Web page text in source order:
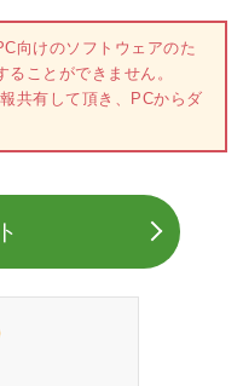
向けのソフトウェアのた
ことができません。
共有して頂き、PCからダ